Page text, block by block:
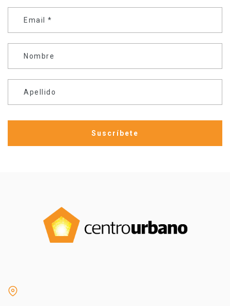
Email *
Nombre
Apellido